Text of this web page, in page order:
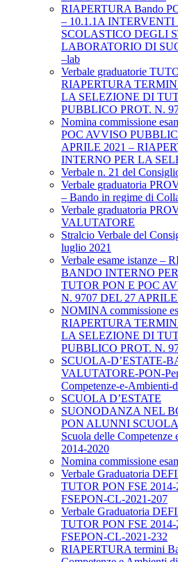
RIAPERTURA Bando
– 10.1.1A INTERVENTI
SCOLASTICO DEGLI
LABORATORIO DI
–lab
Verbale graduatorie
RIAPERTURA
LA SELEZIONE DI
PUBBLICO PROT. N.
Nomina commissione
POC AVVISO
APRILE 2021 –
INTERNO PER LA
Verbale n. 21 del
Verbale graduatoria
– Bando in regime di
Verbale graduatoria
VALUTATORE
Stralcio Verbale del
luglio 2021
Verbale esame istanze
BANDO INTERNO
TUTOR PON E POC
N. 9707 DEL 27 APRILE
NOMINA commissione
RIAPERTURA
LA SELEZIONE DI
PUBBLICO PROT. N.
SCUOLA-D’ESTATE-
VALUTATORE-PON-
Competenze-e-Ambienti-
SCUOLA D’ESTATE
SUONODANZA NEL
PON ALUNNI
Scuola delle
2014-2020
Nomina commissione
Verbale Graduatoria
TUTOR PON FSE
FSEPON-CL-2021-207
Verbale Graduatoria
TUTOR PON FSE
FSEPON-CL-2021-232
RIAPERTURA termini